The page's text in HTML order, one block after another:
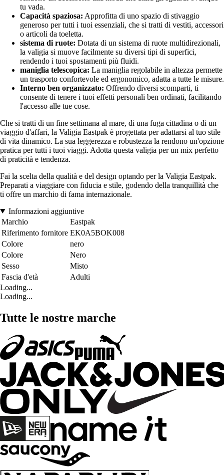
tu vada.
Capacità spaziosa: Approfitta di uno spazio di stivaggio
generoso per tutti i tuoi essenziali, che si tratti di vestiti, accessori
o articoli da toeletta.
sistema di ruote: Dotata di un sistema di ruote multidirezionali,
la valigia si muove facilmente su diversi tipi di superfici,
rendendo i tuoi spostamenti più fluidi.
maniglia telescopica: La maniglia regolabile in altezza permette
un trasporto confortevole ed ergonomico, adatta a tutte le misure.
Interno ben organizzato: Offrendo diversi scomparti, ti
consente di tenere i tuoi effetti personali ben ordinati, facilitando
l'accesso alle tue cose.
Che si tratti di un fine settimana al mare, di una fuga cittadina o di un
viaggio d'affari, la Valigia Eastpak è progettata per adattarsi al tuo stile
di vita dinamico. La sua leggerezza e robustezza la rendono un'opzione
pratica per tutti i tuoi viaggi. Adotta questa valigia per un mix perfetto
di praticità e tendenza.
Fai la scelta della qualità e del design optando per la Valigia Eastpak.
Preparati a viaggiare con fiducia e stile, godendo della tranquillità che
ti offre un marchio di fama internazionale.
Informazioni aggiuntive
Marchio
Eastpak
Riferimento fornitore EK0A5BOK008
Colore
nero
Colore
Nero
Sesso
Misto
Fascia d'età
Adulti
Loading...
Loading...
Tutte le nostre marche